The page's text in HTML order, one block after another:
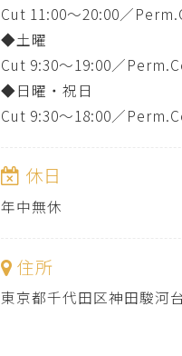
Cut 11:00～20:00／
◆土曜
Cut 9:30～19:00／
◆日曜・祝日
Cut 9:30～18:00／
休日
年中無休
住所
東京都千代田区神田駿河